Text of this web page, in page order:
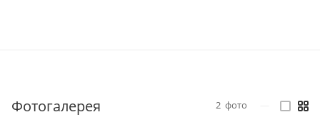
Фотогалерея 2 фото